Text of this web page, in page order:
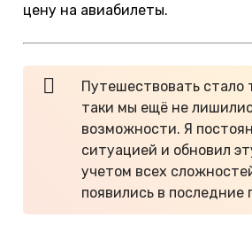
цену на авиабилеты.
Путешествовать стало
таки мы ещё не
возможности. Я
ситуацией и обновил
учетом всех
появились в последние